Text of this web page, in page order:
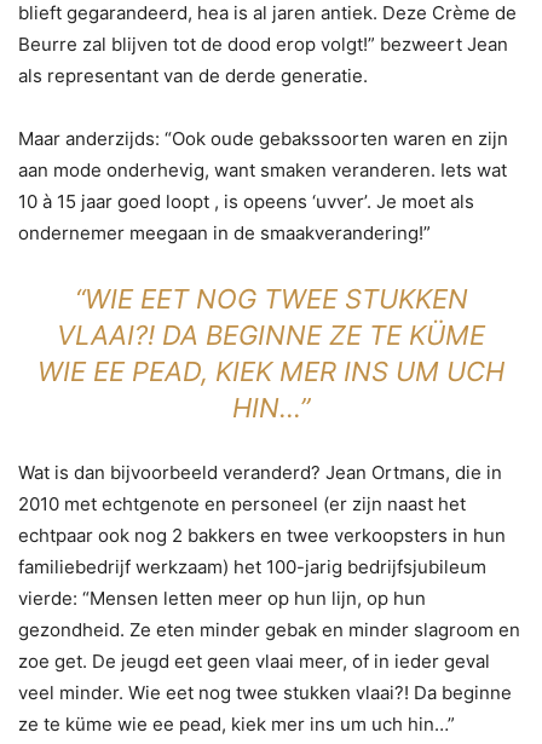
blieft gegarandeerd, hea is al jaren antiek. Deze Crème de
Beurre zal blijven tot de dood erop volgt!” bezweert Jean
als representant van de derde generatie.
Maar anderzijds: “Ook oude gebakssoorten waren en zijn
aan mode onderhevig, want smaken veranderen. Iets wat
10 à 15 jaar goed loopt , is opeens ‘uvver’. Je moet als
ondernemer meegaan in de smaakverandering!”
“WIE EET NOG TWEE STUKKEN
VLAAI?! DA BEGINNE ZE TE KÜME
WIE EE PEAD, KIEK MER INS UM UCH
HIN…”
Wat is dan bijvoorbeeld veranderd? Jean Ortmans, die in
2010 met echtgenote en personeel (er zijn naast het
echtpaar ook nog 2 bakkers en twee verkoopsters in hun
familiebedrijf werkzaam) het 100-jarig bedrijfsjubileum
vierde: “Mensen letten meer op hun lijn, op hun
gezondheid. Ze eten minder gebak en minder slagroom en
zoe get. De jeugd eet geen vlaai meer, of in ieder geval
veel minder. Wie eet nog twee stukken vlaai?! Da beginne
ze te küme wie ee pead, kiek mer ins um uch hin…”